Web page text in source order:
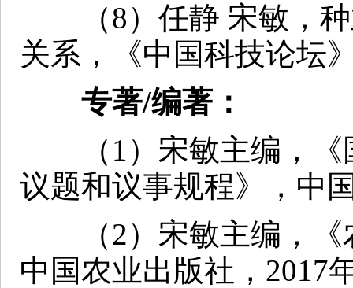
（8）任静 宋敏，种
关系，《中国科技论坛
专著/编著：
（1）宋敏主编，《
议题和议事规程》，中
（2）宋敏主编，《
中国农业出版社，2017